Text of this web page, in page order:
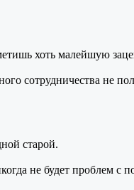
хоть малейшую
сотрудничества не
старой.
не будет проблем с